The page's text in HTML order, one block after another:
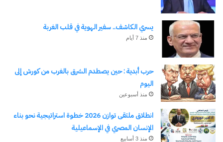
يسري الكاشف.. سفير الهوية في قلب الغربة
منذ 7 أيام
حرب أبدية : حين يصطدم الشرق بالغرب من كورش إلى
اليوم
منذ أسبوعين
انطلاق ملتقى توازن 2026 خطوة استراتيجية نحو بناء
الإنسان المصري في الإسماعيلية
منذ 3 أسابيع